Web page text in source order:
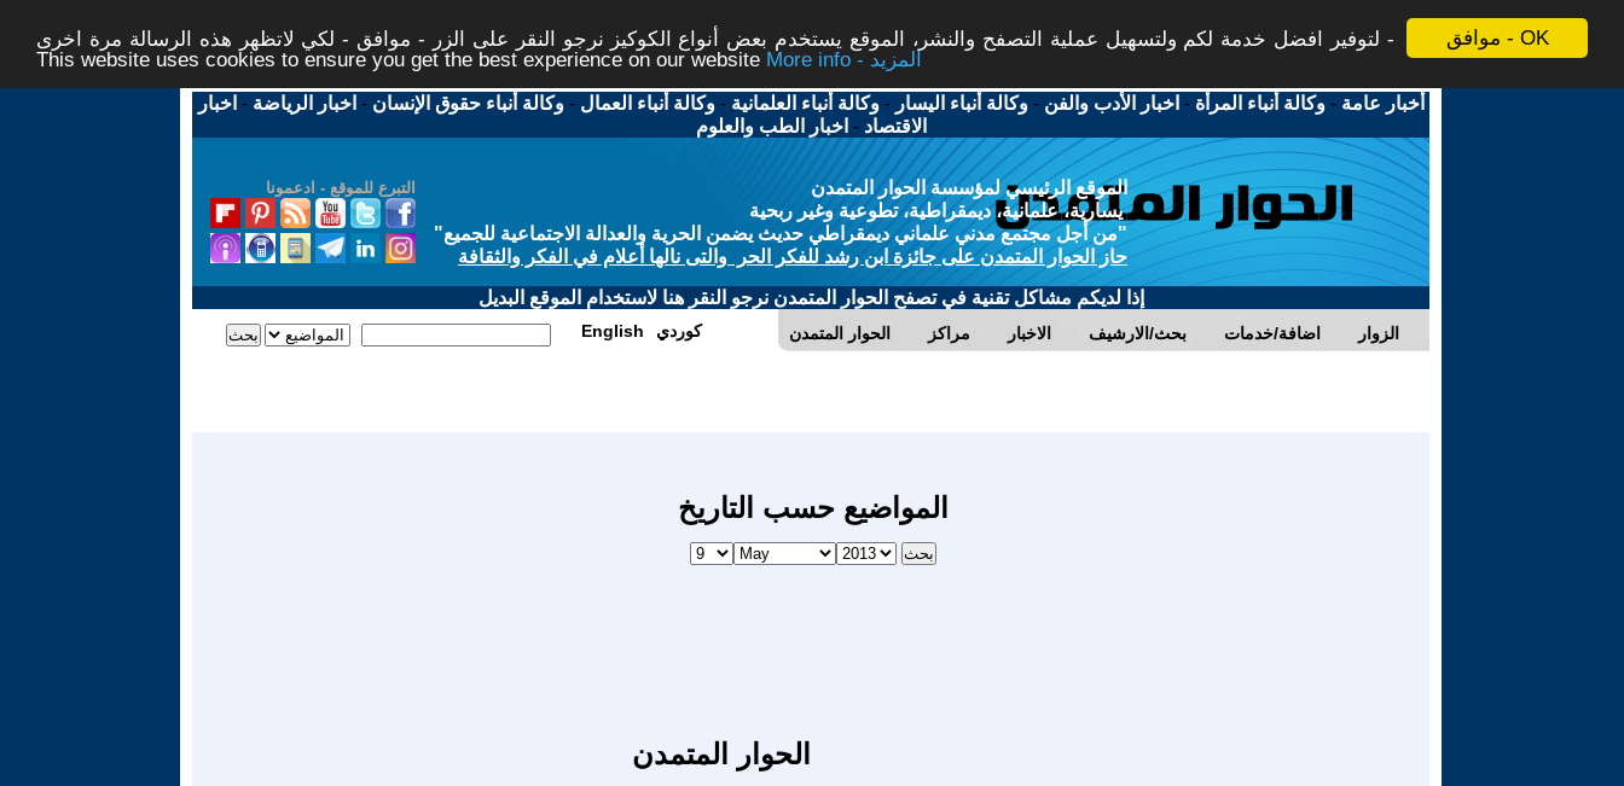
موافق - OK
لتوفير افضل خدمة لكم ولتسهيل عملية التصفح والنشر، الموقع يستخدم بعض أنواع الكوكيز نرجو النقر على الزر - موافق - لكي لاتظهر هذه الرسالة مرة اخرى -
This website uses cookies to ensure you get the best experience on our website
More info - المزيد
أخبار عامة -وكالة أنباء المرأة - اخبار الأدب والفن -وكالة أنباء اليسار -وكالة أنباء العلمانية -وكالة أنباء العمال -وكالة أنباء حقوق الإنسان - اخبار الرياضة - اخبار
الاقتصاد - اخبار الطب والعلوم
التبرع للموقع - ادعمونا
الموقع الرئيسي لمؤسسة الحوار المتمدن
يسارية، علمانية، ديمقراطية، تطوعية وغير ربحية
"من أجل مجتمع مدني علماني ديمقراطي حديث يضمن الحرية والعدالة الاجتماعية للجميع"
حاز الحوار المتمدن على جائزة ابن رشد للفكر الحر والتى نالها أعلام في الفكر والثقافة
إذا لديكم مشاكل تقنية في تصفح الحوار المتمدن نرجو النقر هنا لاستخدام الموقع البديل
الحوار المتمدن مراكز الاخبار بحث/الارشيف اضافة/خدمات الزوار English كوردي
المواضيع حسب التاريخ
الحوار المتمدن